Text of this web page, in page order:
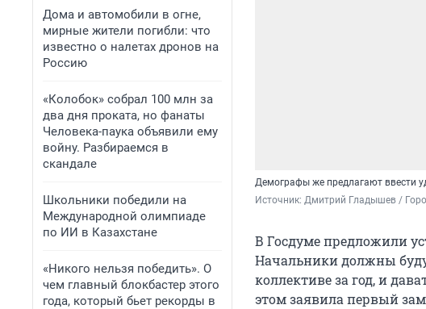
Дома и автомобили в огне,
мирные жители погибли: что
известно о налетах дронов на
Россию
«Колобок» собрал 100 млн за
два дня проката, но фанаты
Человека-паука объявили ему
войну. Разбираемся в
скандале
Школьники победили на
Международной олимпиаде
по ИИ в Казахстане
«Никого нельзя победить». О
чем главный блокбастер этого
года, который бьет рекорды в
Демографы же предлагают ввести
Источник: Дмитрий Гладышев /
В Госдуме предложили
Начальники должны
коллективе за год, и
этом заявила первый